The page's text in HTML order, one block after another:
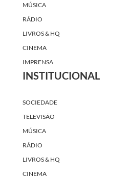
MÚSICA
RÁDIO
LIVROS & HQ
CINEMA
IMPRENSA
INSTITUCIONAL
SOCIEDADE
TELEVISÃO
MÚSICA
RÁDIO
LIVROS & HQ
CINEMA